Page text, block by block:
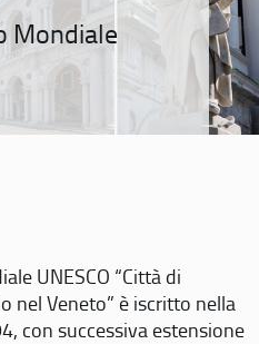
Mondiale
UNESCO “Città di
nel Veneto” è iscritto nella
con successiva estensione